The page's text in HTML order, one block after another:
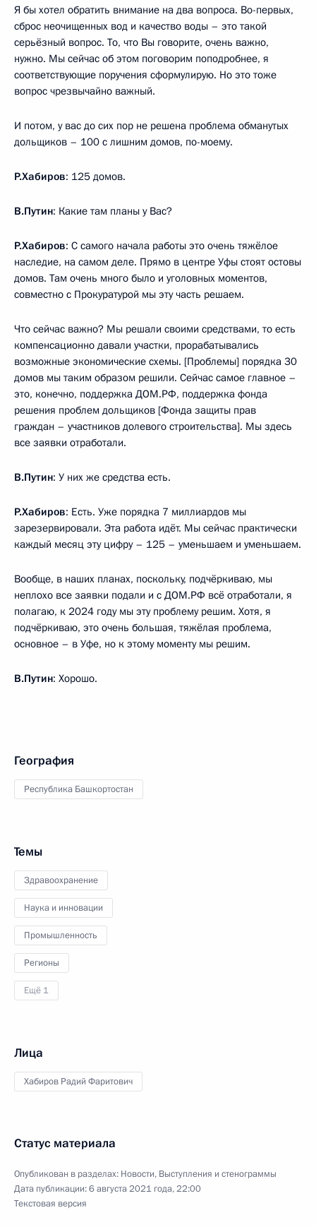
Я бы хотел обратить внимание на два вопроса. Во-первых,
сброс неочищенных вод и качество воды – это такой
серьёзный вопрос. То, что Вы говорите, очень важно,
нужно. Мы сейчас об этом поговорим поподробнее, я
соответствующие поручения сформулирую. Но это тоже
вопрос чрезвычайно важный.
И потом, у вас до сих пор не решена проблема обманутых
дольщиков – 100 с лишним домов, по-моему.
Р.Хабиров: 125 домов.
В.Путин: Какие там планы у Вас?
Р.Хабиров: С самого начала работы это очень тяжёлое
наследие, на самом деле. Прямо в центре Уфы стоят остовы
домов. Там очень много было и уголовных моментов,
совместно с Прокуратурой мы эту часть решаем.
Что сейчас важно? Мы решали своими средствами, то есть
компенсационно давали участки, прорабатывались
возможные экономические схемы. [Проблемы] порядка 30
домов мы таким образом решили. Сейчас самое главное –
это, конечно, поддержка ДОМ.РФ, поддержка фонда
решения проблем дольщиков [Фонда защиты прав
граждан – участников долевого строительства]. Мы здесь
все заявки отработали.
В.Путин: У них же средства есть.
Р.Хабиров: Есть. Уже порядка 7 миллиардов мы
зарезервировали. Эта работа идёт. Мы сейчас практически
каждый месяц эту цифру – 125 – уменьшаем и уменьшаем.
Вообще, в наших планах, поскольку, подчёркиваю, мы
неплохо все заявки подали и с ДОМ.РФ всё отработали, я
полагаю, к 2024 году мы эту проблему решим. Хотя, я
подчёркиваю, это очень большая, тяжёлая проблема,
основное – в Уфе, но к этому моменту мы решим.
В.Путин: Хорошо.
География
Республика Башкортостан
Темы
Здравоохранение
Наука и инновации
Промышленность
Регионы
Ещё 1
Лица
Хабиров Радий Фаритович
Статус материала
Опубликован в разделах: Новости, Выступления и стенограммы
Дата публикации:6 августа 2021 года, 22:00
Текстовая версия